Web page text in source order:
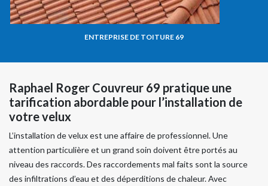
ENTREPRISE DE TOITURE 69
Raphael Roger Couvreur 69 pratique une
tarification abordable pour l’installation de
votre velux
L’installation de velux est une affaire de professionnel. Une
attention particulière et un grand soin doivent être portés au
niveau des raccords. Des raccordements mal faits sont la source
des infiltrations d’eau et des déperditions de chaleur. Avec